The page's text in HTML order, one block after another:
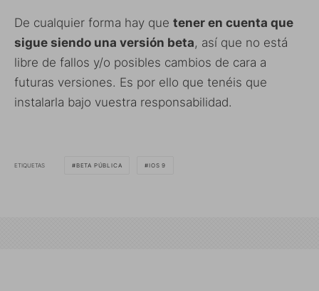
De cualquier forma hay que tener en cuenta que
sigue siendo una versión beta, así que no está
libre de fallos y/o posibles cambios de cara a
futuras versiones. Es por ello que tenéis que
instalarla bajo vuestra responsabilidad.
ETIQUETAS BETA PÚBLICA IOS 9